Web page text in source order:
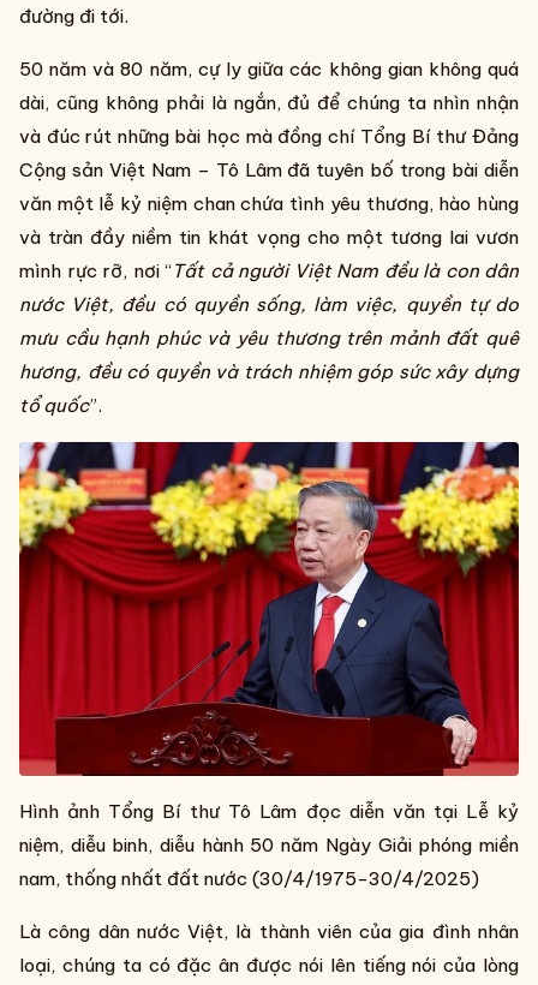
đường đi tới.
50 năm và 80 năm, cự ly giữa các không gian không quá
dài, cũng không phải là ngắn, đủ để chúng ta nhìn nhận
và đúc rút những bài học mà đồng chí Tổng Bí thư Đảng
Cộng sản Việt Nam – Tô Lâm đã tuyên bố trong bài diễn
văn một lễ kỷ niệm chan chứa tình yêu thương, hào hùng
và tràn đầy niềm tin khát vọng cho một tương lai vươn
mình rực rỡ, nơi “Tất cả người Việt Nam đều là con dân
nước Việt, đều có quyền sống, làm việc, quyền tự do
mưu cầu hạnh phúc và yêu thương trên mảnh đất quê
hương, đều có quyền và trách nhiệm góp sức xây dựng
tổ quốc”.
Hình ảnh Tổng Bí thư Tô Lâm đọc diễn văn tại Lễ kỷ
niệm, diễu binh, diễu hành 50 năm Ngày Giải phóng miền
nam, thống nhất đất nước (30/4/1975-30/4/2025)
Là công dân nước Việt, là thành viên của gia đình nhân
loại, chúng ta có đặc ân được nói lên tiếng nói của lòng